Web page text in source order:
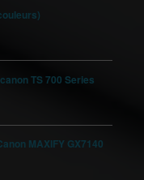
TS 700 Series
MAXIFY GX7140